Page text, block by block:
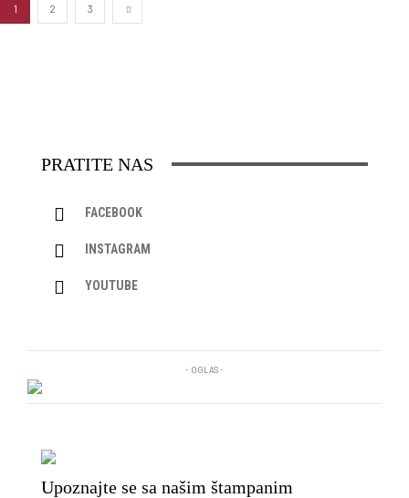
1 2 3
PRATITE NAS
FACEBOOK
INSTAGRAM
YOUTUBE
- OGLAS -
Upoznajte se sa našim štampanim